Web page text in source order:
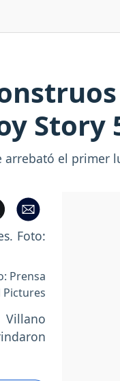
Story
el primer
Prensa
Pictures